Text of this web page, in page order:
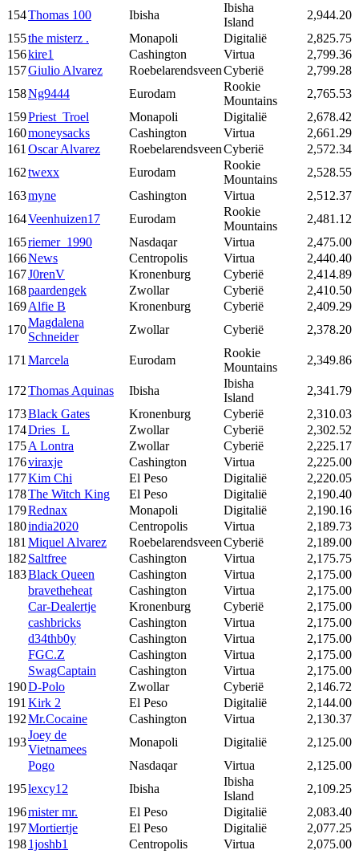
154Thomas 100 Ibisha
Ibisha
Island
2,944.20
155the misterz . Monapoli Digitalië
2,825.75
156kire1 Cashington Virtua
2,799.36
157Giulio Alvarez RoebelarendsveenCyberië
2,799.28
158Ng9444 Eurodam
Rookie
Mountains
2,765.53
159Priest_Troel Monapoli Digitalië
2,678.42
160moneysacks Cashington Virtua
2,661.29
161Oscar Alvarez RoebelarendsveenCyberië
2,572.34
162twexx Eurodam
Rookie
Mountains
2,528.55
163myne Cashington Virtua
2,512.37
164Veenhuizen17 Eurodam
Rookie
Mountains
2,481.12
165riemer_1990 Nasdaqar Virtua
2,475.00
166News Centropolis Virtua
2,440.40
167J0renV Kronenburg Cyberië
2,414.89
168paardengek Zwollar Cyberië
2,410.50
169Alfie B Kronenburg Cyberië
2,409.29
170
Magdalena
Schneider
Zwollar Cyberië 2,378.20
171Marcela Eurodam
Rookie
Mountains
2,349.86
172Thomas Aquinas Ibisha
Ibisha
Island
2,341.79
173Black Gates Kronenburg Cyberië
2,310.03
174Dries_L Zwollar Cyberië
2,302.52
175A Lontra Zwollar Cyberië
2,225.17
176viraxje Cashington Virtua
2,225.00
177Kim Chi El Peso Digitalië
2,220.05
178The Witch King El Peso Digitalië
2,190.40
179Rednax Monapoli Digitalië
2,190.16
180india2020 Centropolis Virtua
2,189.73
181Miquel Alvarez RoebelarendsveenCyberië
2,189.00
182Saltfree Cashington Virtua
2,175.75
183Black Queen Cashington Virtua
2,175.00
bravetheheat
Cashington Virtua
2,175.00
Car-Dealertje
Kronenburg Cyberië
2,175.00
cashbricks
Cashington Virtua
2,175.00
d34thb0y
Cashington Virtua
2,175.00
FGC.Z
Cashington Virtua
2,175.00
SwagCaptain
Cashington Virtua
2,175.00
190D-Polo Zwollar Cyberië
2,146.72
191Kirk 2 El Peso Digitalië
2,144.00
192Mr.Cocaine Cashington Virtua
2,130.37
193
Joey de
Vietnamees
Monapoli Digitalië
2,125.00
Pogo
Nasdaqar Virtua
2,125.00
195lexcy12 Ibisha
Ibisha
Island
2,109.25
196mister mr. El Peso Digitalië
2,083.40
197Mortiertje El Peso Digitalië
2,077.25
1981joshb1 Centropolis Virtua
2,075.00